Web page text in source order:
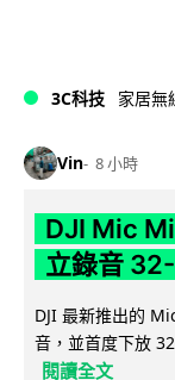
3C科技 家居無
Vin 8 小時
DJI Mic
立錄音
DJI 最新推出的
音，並首度下放
閱讀全文